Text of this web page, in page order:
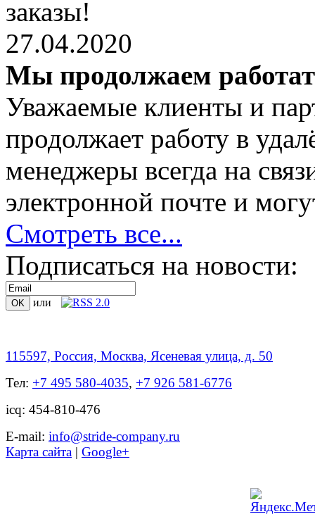
заказы!
27.04.2020
Мы продолжаем
Уважаемые клиенты и
продолжает работу в
менеджеры всегда на
электронной почте и
Смотреть все...
Подписаться на новости:
или
115597, Россия, Москва, Ясеневая улица, д. 50
Тел: +7 495 580-4035, +7 926 581-6776
icq: 454-810-476
Е-mail: info@stride-company.ru
Карта сайта | Google+